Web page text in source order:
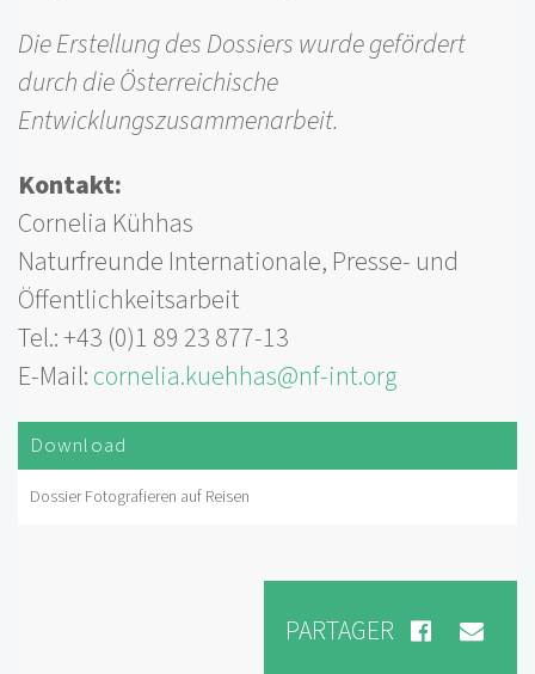
Die Erstellung des Dossiers wurde gefördert
durch die Österreichische
Entwicklungszusammenarbeit.
Kontakt:
Cornelia Kühhas
Naturfreunde Internationale, Presse- und
Öffentlichkeitsarbeit
Tel.: +43 (0)1 89 23 877-13
E-Mail:cornelia.kuehhas@nf-int.org
Download
Dossier Fotografieren auf Reisen
PARTAGER